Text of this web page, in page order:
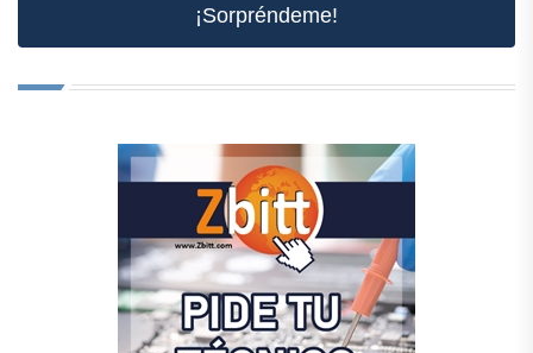
¡Sorpréndeme!